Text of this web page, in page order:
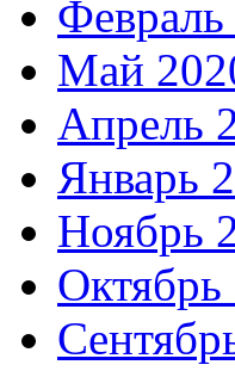
Февраль
Май
Апрель
Январь
Ноябрь
Октябрь